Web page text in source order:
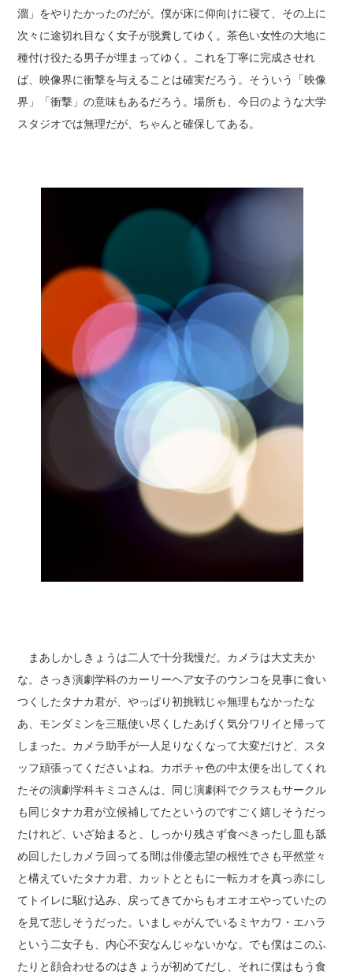
溜」をやりたかったのだが。僕が床に仰向けに寝て、その上に
次々に途切れ目なく女子が脱糞してゆく。茶色い女性の大地に
種付け役たる男子が埋まってゆく。これを丁寧に完成させれ
ば、映像界に衝撃を与えることは確実だろう。そういう「映像
界」「衝撃」の意味もあるだろう。場所も、今日のような大学
スタジオでは無理だが、ちゃんと確保してある。
まあしかしきょうは二人で十分我慢だ。カメラは大丈夫か
な。さっき演劇学科のカーリーヘア女子のウンコを見事に食い
つくしたタナカ君が、やっぱり初挑戦じゃ無理もなかったな
あ、モンダミンを三瓶使い尽くしたあげく気分ワリイと帰って
しまった。カメラ助手が一人足りなくなって大変だけど、スタ
ッフ頑張ってくださいよね。カボチャ色の中太便を出してくれ
たその演劇学科キミコさんは、同じ演劇科でクラスもサークル
も同じタナカ君が立候補してたというのですごく嬉しそうだっ
たけれど、いざ始まると、しっかり残さず食べきったし皿も舐
め回したしカメラ回ってる間は俳優志望の根性でさも平然堂々
と構えていたタナカ君、カットとともに一転カオを真っ赤にし
てトイレに駆け込み、戻ってきてからもオエオエやっていたの
を見て悲しそうだった。いましゃがんでいるミヤカワ・エハラ
という二女子も、内心不安なんじゃないかな。でも僕はこのふ
たりと顔合わせるのはきょうが初めてだし、それに僕はもう食